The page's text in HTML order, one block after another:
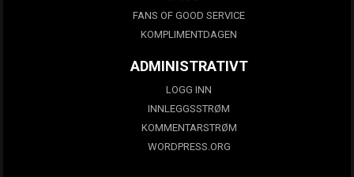
FANS OF GOOD SERVICE
KOMPLIMENTDAGEN
ADMINISTRATIVT
LOGG INN
INNLEGGSSTRØM
KOMMENTARSTRØM
WORDPRESS.ORG